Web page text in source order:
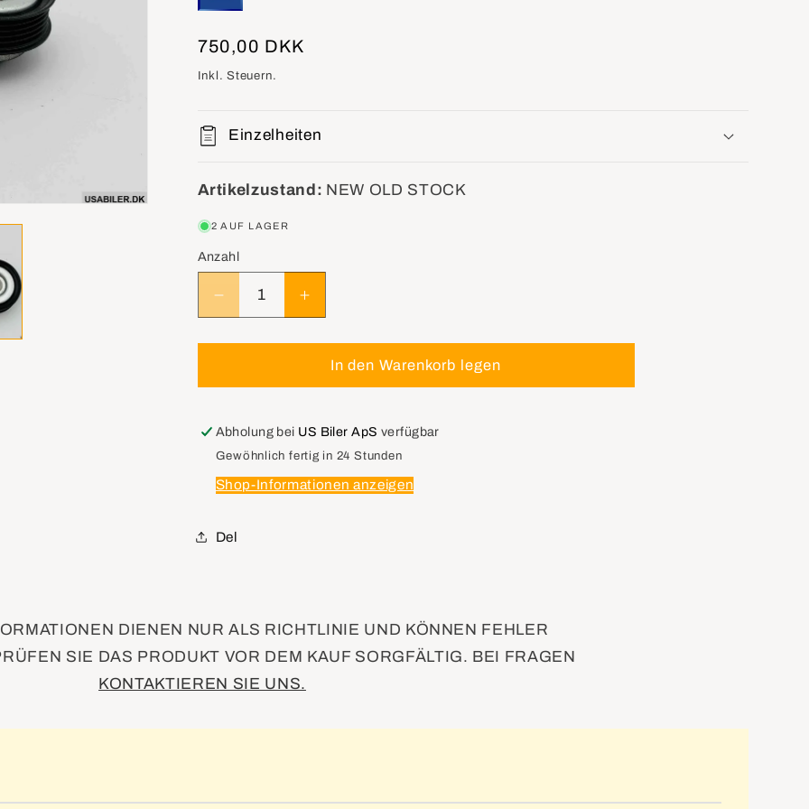
Normaler
Preis
750,00 DKK
Inkl. Steuern.
Einzelheiten
Artikelzustand: NEW OLD STOCK
2 AUF LAGER
Anzahl
Verringere
die
Menge
GM
Tensioner,
Drive
Erhöhe
die
Menge
GM
Tensioner,
Drive
In den Warenkorb legen
Abholung bei US Biler ApS verfügbar
Gewöhnlich fertig in 24 Stunden
Shop-Informationen anzeigen
Del
DIENEN NUR ALS RICHTLINIE UND KÖNNEN FEHLER
SIE DAS PRODUKT VOR DEM KAUF SORGFÄLTIG. BEI FRAGEN
KONTAKTIEREN SIE UNS.